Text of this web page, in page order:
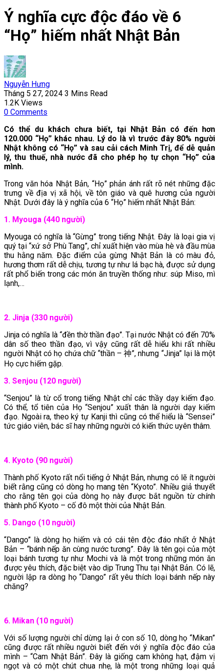
Ý nghĩa cực độc đáo về 6
“Họ” hiếm nhất Nhật Bản
Nguyễn Hưng
Tháng 5 27, 2024 3 Mins Read
1.2K Views
0 Comments
Có thể du khách chưa biết, tại Nhật Bản có đến hơn
120.000 “Họ” khác nhau. Lý do là vì trước đây 80% người
Nhật không có “Họ” và sau cải cách Minh Trị, để dễ quản
lý, thu thuế, nhà nước đã cho phép họ tự chọn “Họ” của
mình.
Trong văn hóa Nhật Bản, “Họ” phản ánh rất rõ nét những đặc
trưng về địa vị xã hội, về tôn giáo và quê hương của người
Nhật. Dưới đây là ý nghĩa của 6 “Họ” hiếm nhất Nhật Bản:
1. Myouga (440 người)
Myouga có nghĩa là “Gừng” trong tiếng Nhật. Đây là loại gia vị
quý tại “xứ sở Phù Tang”, chỉ xuất hiện vào mùa hè và đầu mùa
thu hằng năm. Đặc điểm của gừng Nhật Bản là có màu đỏ,
hương thơm rất dễ chịu, tương tự như lá bạc hà, được sử dụng
rất phổ biến trong các món ăn truyền thống như: súp Miso, mì
lạnh,…
2. Jinja (330 người)
Jinja có nghĩa là “đền thờ thần đạo”. Tại nước Nhật có đến 70%
dân số theo thần đạo, vì vậy cũng rất dễ hiểu khi rất nhiều
người Nhật có họ chứa chữ “thần – 神”, nhưng “Jinja” lại là một
Họ cực hiếm gặp.
3. Senjou (120 người)
“Senjou” là từ cổ trong tiếng Nhật chỉ các thầy dạy kiếm đạo.
Có thể, tổ tiên của Họ “Senjou” xuất thân là người dạy kiếm
đạo. Ngoài ra, theo ký tự Kanji thì cũng có thể hiểu là “Sensei”
tức giáo viên, bác sĩ hay những người có kiến thức uyên thâm.
4. Kyoto (90 người)
Thành phố Kyoto rất nổi tiếng ở Nhật Bản, nhưng có lẽ ít người
biết rằng cũng có dòng họ mang tên “Kyoto”. Nhiều giả thuyết
cho rằng tên gọi của dòng họ này được bắt nguồn từ chính
thành phố Kyoto – cố đô một thời của Nhật Bản.
5. Dango (10 người)
“Dango” là dòng họ hiếm và có cái tên độc đáo nhất ở Nhật
Bản – “bánh nếp ăn cùng nước tương”. Đây là tên gọi của một
loại bánh tương tự như Mochi và là một trong những món ăn
được yêu thích, đặc biệt vào dịp Trung Thu tại Nhật Bản. Có lẽ,
người lập ra dòng họ “Dango” rất yêu thích loại bánh nếp này
chăng?
6. Mikan (10 người)
Với số lượng người chỉ dừng lại ở con số 10, dòng họ “Mikan”
cũng được rất nhiều người biết đến với ý nghĩa độc đáo của
mình – “Cam Nhật Bản”. Đây là giống cam không hạt, đậm vị
ngọt và có một chút chua nhẹ, là một trong những loại quả